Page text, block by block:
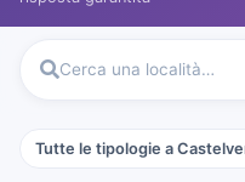
Cerca una località…
Tutte le tipologie a